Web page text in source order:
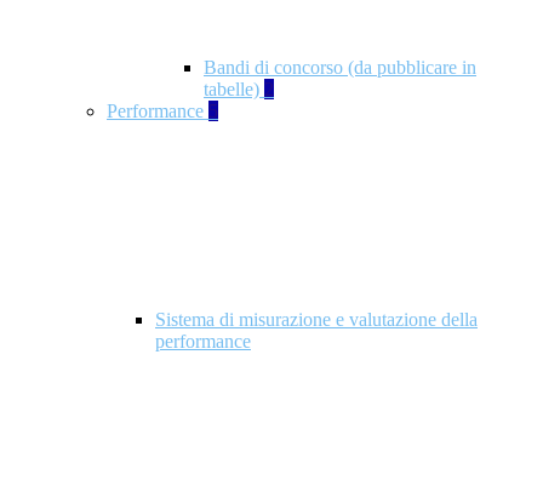
Bandi di concorso (da pubblicare in
tabelle) 2
Performance 5
Sistema di misurazione e valutazione della
performance